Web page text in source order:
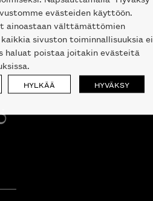
evästeiden käyttöön.
ainoastaan välttämättömien
sivuston toiminnallisuuksia ei
haluat poistaa joitakin evästeitä
HYLKÄÄ HYVÄKSY